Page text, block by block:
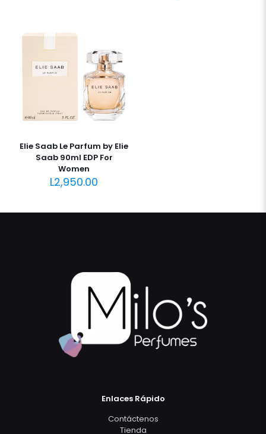
Elie Saab Le Parfum by Elie
Saab 90ml EDP For
Women
L2,950.00
Enlaces Rápido
Contáctenos
Tienda